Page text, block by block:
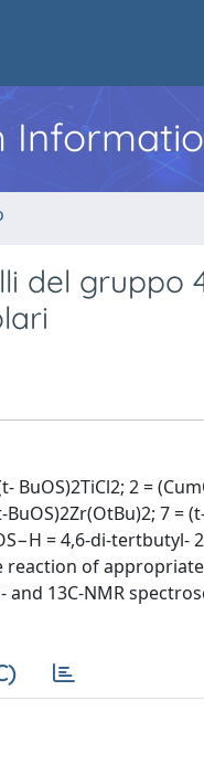
del gruppo
2 =
7 =
= 4,6-di-tertbutyl-
reaction of
13C-NMR